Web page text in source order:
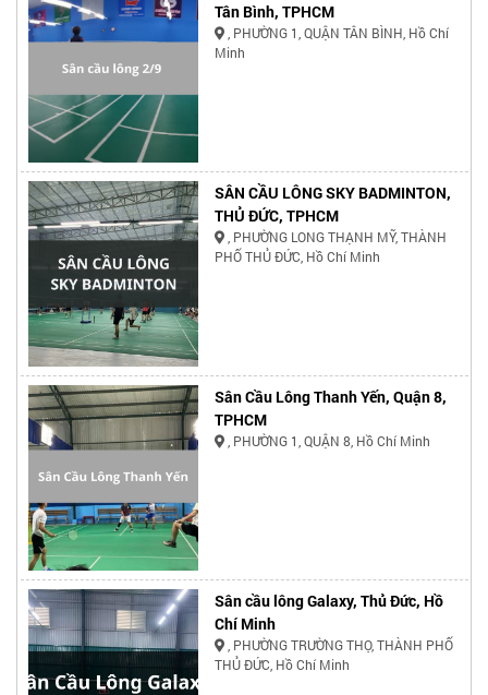
Tân Bình, TPHCM
, PHƯỜNG 1, QUẬN TÂN BÌNH, Hồ Chí
Minh
SÂN CẦU LÔNG SKY BADMINTON,
THỦ ĐỨC, TPHCM
, PHƯỜNG LONG THẠNH MỸ, THÀNH
PHỐ THỦ ĐỨC, Hồ Chí Minh
Sân Cầu Lông Thanh Yến, Quận 8,
TPHCM
, PHƯỜNG 1, QUẬN 8, Hồ Chí Minh
Sân cầu lông Galaxy, Thủ Đức, Hồ
Chí Minh
, PHƯỜNG TRƯỜNG THỌ, THÀNH PHỐ
THỦ ĐỨC, Hồ Chí Minh